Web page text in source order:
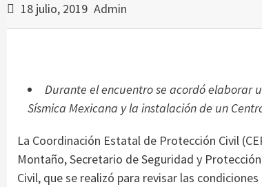
18 julio, 2019 Admin
Durante el encuentro se acordó elaborar
Sísmica Mexicana y la instalación de un
La Coordinación Estatal de Protección Civil
Montaño, Secretario de Seguridad y
Civil, que se realizó para revisar las